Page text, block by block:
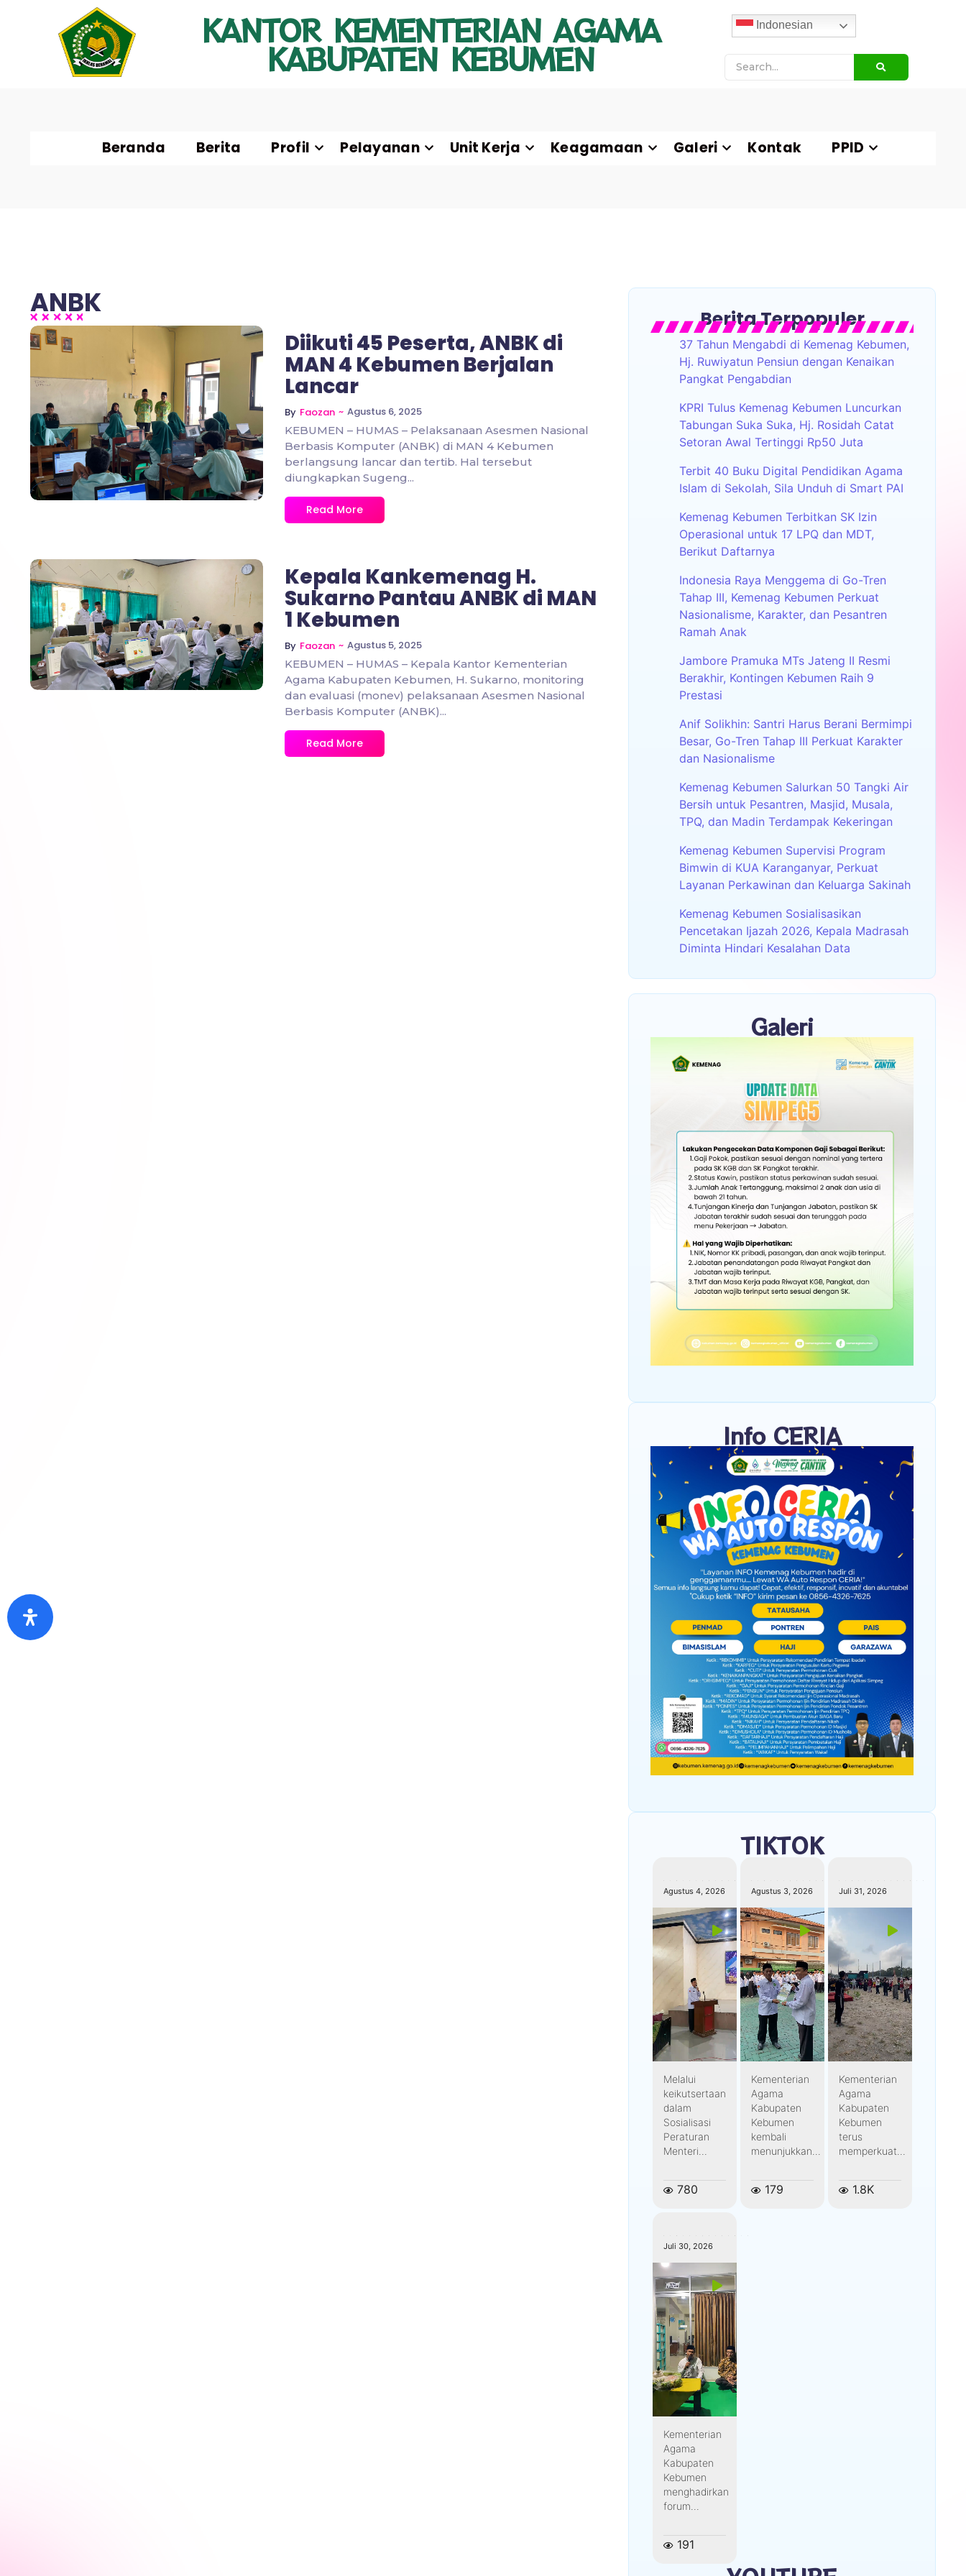
KANTOR KEMENTERIAN AGAMA
KABUPATEN KEBUMEN
Indonesian
Beranda Berita Profil Pelayanan Unit Kerja Keagamaan Galeri Kontak PPID
ANBK
No Comments
Diikuti 45 Peserta, ANBK di
MAN 4 Kebumen Berjalan
Lancar
By Faozan ~ Agustus 6, 2025
KEBUMEN – HUMAS – Pelaksanaan Asesmen Nasional
Berbasis Komputer (ANBK) di MAN 4 Kebumen
berlangsung lancar dan tertib. Hal tersebut
diungkapkan Sugeng...
Read More
No Comments
Kepala Kankemenag H.
Sukarno Pantau ANBK di MAN
1 Kebumen
By Faozan ~ Agustus 5, 2025
KEBUMEN – HUMAS – Kepala Kantor Kementerian
Agama Kabupaten Kebumen, H. Sukarno, monitoring
dan evaluasi (monev) pelaksanaan Asesmen Nasional
Berbasis Komputer (ANBK)...
Read More
Berita Terpopuler
37 Tahun Mengabdi di Kemenag Kebumen,
Hj. Ruwiyatun Pensiun dengan Kenaikan
Pangkat Pengabdian
KPRI Tulus Kemenag Kebumen Luncurkan
Tabungan Suka Suka, Hj. Rosidah Catat
Setoran Awal Tertinggi Rp50 Juta
Terbit 40 Buku Digital Pendidikan Agama
Islam di Sekolah, Sila Unduh di Smart PAI
Kemenag Kebumen Terbitkan SK Izin
Operasional untuk 17 LPQ dan MDT,
Berikut Daftarnya
Indonesia Raya Menggema di Go-Tren
Tahap III, Kemenag Kebumen Perkuat
Nasionalisme, Karakter, dan Pesantren
Ramah Anak
Jambore Pramuka MTs Jateng II Resmi
Berakhir, Kontingen Kebumen Raih 9
Prestasi
Anif Solikhin: Santri Harus Berani Bermimpi
Besar, Go-Tren Tahap III Perkuat Karakter
dan Nasionalisme
Kemenag Kebumen Salurkan 50 Tangki Air
Bersih untuk Pesantren, Masjid, Musala,
TPQ, dan Madin Terdampak Kekeringan
Kemenag Kebumen Supervisi Program
Bimwin di KUA Karanganyar, Perkuat
Layanan Perkawinan dan Keluarga Sakinah
Kemenag Kebumen Sosialisasikan
Pencetakan Ijazah 2026, Kepala Madrasah
Diminta Hindari Kesalahan Data
Galeri
Info CERIA
TIKTOK
Agustus 4, 2026
Melalui
keikutsertaan
dalam
Sosialisasi
Peraturan
Menteri...
780
Agustus 3, 2026
Kementerian
Agama
Kabupaten
Kebumen
kembali
menunjukkan...
179
Juli 31, 2026
Kementerian
Agama
Kabupaten
Kebumen
terus
memperkuat...
1.8K
Juli 30, 2026
Kementerian
Agama
Kabupaten
Kebumen
menghadirkan
forum...
191